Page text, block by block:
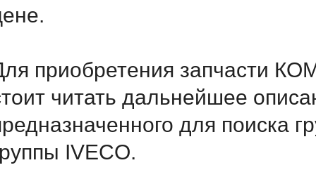
приобретения запчасти
читать дальнейшее
для поиска
IVECO.